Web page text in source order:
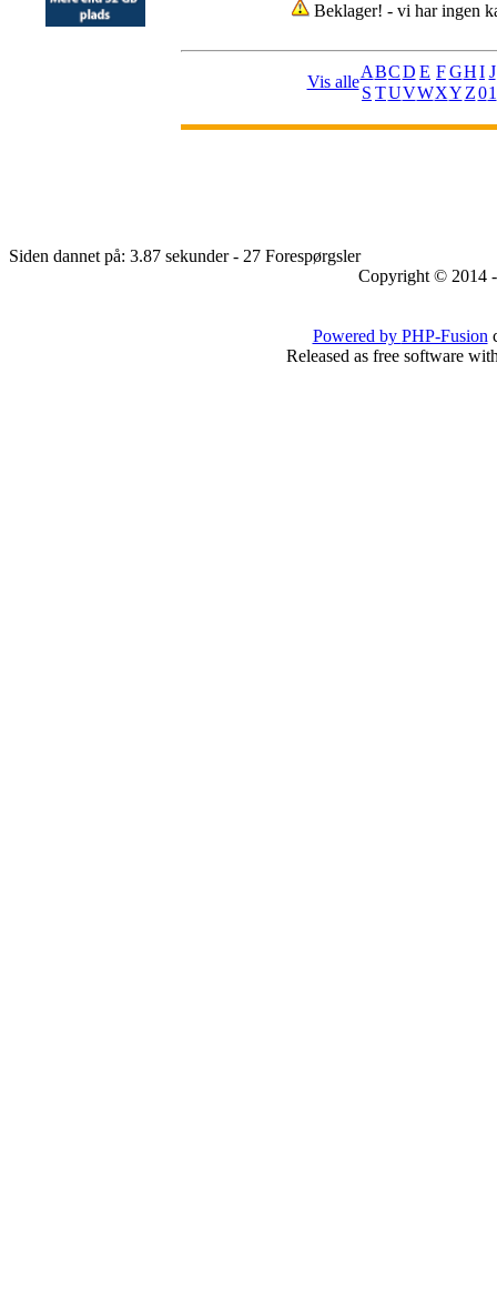
Beklager! - vi har ingen
Vis alle
ABCD E FGHI J
S TUVWXY Z01
Siden dannet på: 3.87 sekunder - 27 Forespørgsler
Copyright © 2014
Powered by PHP-Fusion
Released as free software